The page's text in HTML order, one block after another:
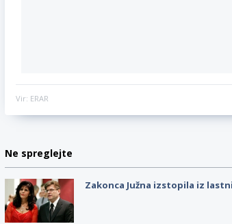
Vir: ERAR
Ne spreglejte
Zakonca Južna izstopila iz